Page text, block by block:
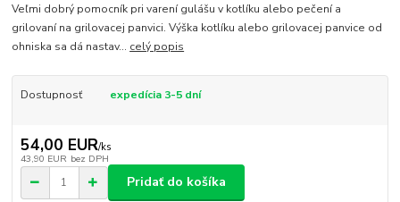
Veľmi dobrý pomocník pri varení gulášu v kotlíku alebo pečení a
grilovaní na grilovacej panvici. Výška kotlíku alebo grilovacej panvice od
ohniska sa dá nastav... celý popis
Dostupnosť expedícia 3-5 dní
54,00 EUR/ks
43,90 EUR bez DPH
Pridať do košíka